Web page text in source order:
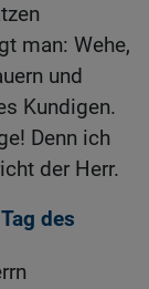
man: Wehe,
und
Kundigen.
Denn ich
der Herr.
des